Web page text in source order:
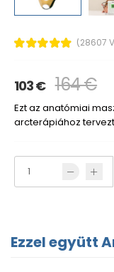
(28607
103 € 164 €
Ezt az anatómiai
arcterápiához
Ezzel együtt